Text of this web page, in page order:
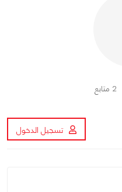
2 متابع
تسجيل الدخول